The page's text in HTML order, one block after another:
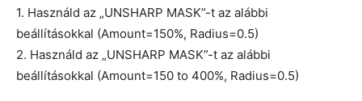
1. Használd az „UNSHARP MASK”-t az alábbi
beállításokkal (Amount=150%, Radius=0.5)
2. Használd az „UNSHARP MASK”-t az alábbi
beállításokkal (Amount=150 to 400%, Radius=0.5)